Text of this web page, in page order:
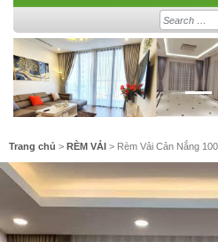
Search
Trang chủ > RÈM VẢI > Rèm Vải Cản Nắng